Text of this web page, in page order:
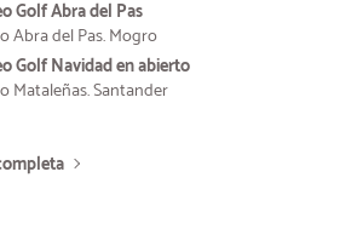
Golf Abra del Pas
Abra del Pas. Mogro
Golf Navidad en abierto
Mataleñas. Santander